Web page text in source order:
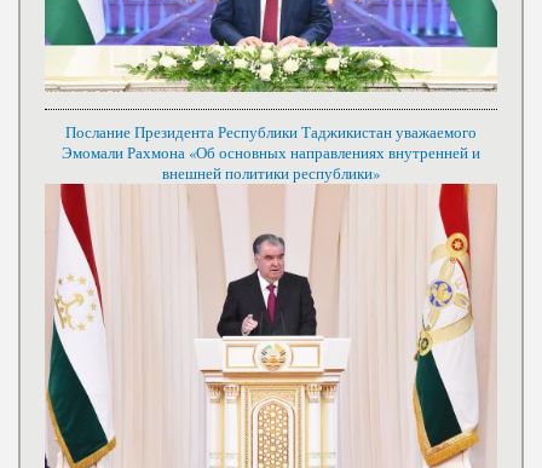
Послание Президента Республики Таджикистан уважаемого
Эмомали Рахмона «Об основных направлениях внутренней и
внешней политики республики»